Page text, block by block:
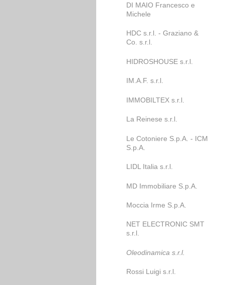
DI MAIO Francesco e
Michele
HDC s.r.l. - Graziano &
Co. s.r.l.
HIDROSHOUSE s.r.l.
IM.A.F. s.r.l.
IMMOBILTEX s.r.l.
La Reinese s.r.l.
Le Cotoniere S.p.A. - ICM
S.p.A.
LIDL Italia s.r.l.
MD Immobiliare S.p.A.
Moccia Irme S.p.A.
NET ELECTRONIC SMT
s.r.l.
Oleodinamica s.r.l.
Rossi Luigi s.r.l.